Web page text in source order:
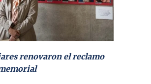
renovaron el reclamo